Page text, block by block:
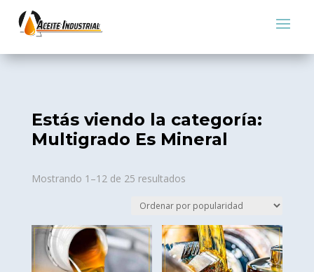
Estás viendo la categoría:
Multigrado Es Mineral
Mostrando 1–12 de 25 resultadosSorted
popularity